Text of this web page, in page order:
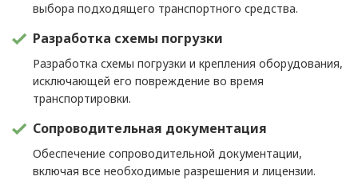
выбора подходящего транспортного средства.
Разработка схемы погрузки
Разработка схемы погрузки и крепления оборудования,
исключающей его повреждение во время
транспортировки.
Сопроводительная документация
Обеспечение сопроводительной документации,
включая все необходимые разрешения и лицензии.